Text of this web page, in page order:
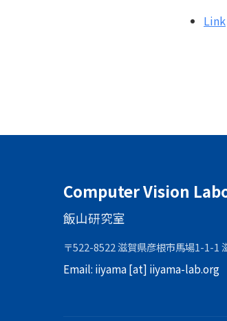
Link
Computer Vision
飯山研究室
〒522-8522 滋賀県彦根市馬場1-1-1
Email: iiyama [at] iiyama-lab.org